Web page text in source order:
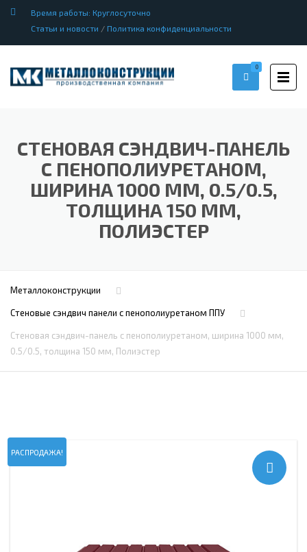
Время работы: Круглосуточно
Статьи и новости / Политика конфиденциальности
0
СТЕНОВАЯ СЭНДВИЧ-ПАНЕЛЬ
С ПЕНОПОЛИУРЕТАНОМ,
ШИРИНА 1000 ММ, 0.5/0.5,
ТОЛЩИНА 150 ММ,
ПОЛИЭСТЕР
Металлоконструкции
Стеновые сэндвич панели с пенополиуретаном ППУ
Стеновая сэндвич-панель с пенополиуретаном, ширина 1000 мм,
0.5/0.5, толщина 150 мм, Полиэстер
РАСПРОДАЖА!